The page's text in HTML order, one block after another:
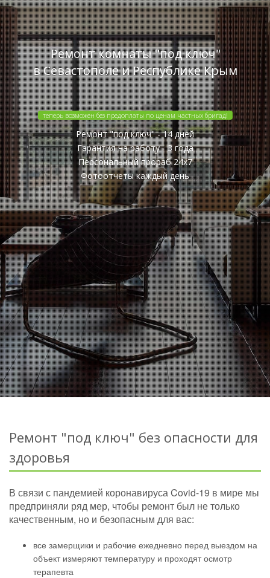
Ремонт комнаты "под ключ"
в Севастополе и Республике Крым
теперь возможен без предоплаты по ценам частных бригад!
Ремонт "под ключ" - 14 дней
Гарантия на работу - 3 года
Персональный прораб 24x7
Фотоотчеты каждый день
Ремонт "под ключ" без опасности для
здоровья
В связи с пандемией коронавируса Covid-19 в мире мы
предприняли ряд мер, чтобы ремонт был не только
качественным, но и безопасным для вас:
все замерщики и рабочие ежедневно перед выездом на
объект измеряют температуру и проходят осмотр
терапевта